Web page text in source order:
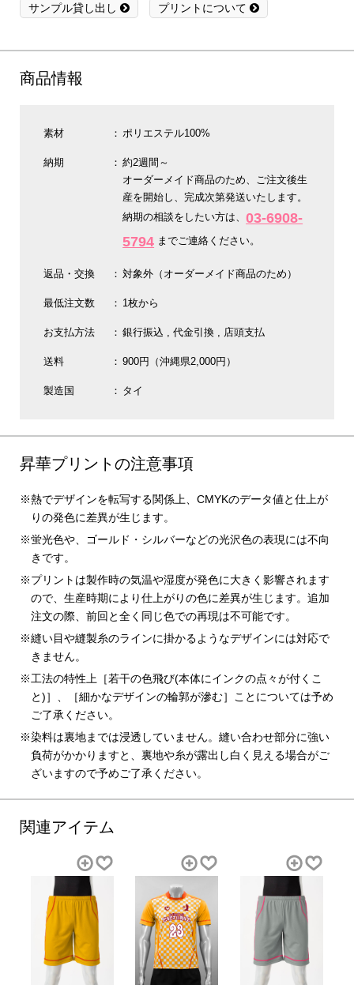
サンプル貸し出し プリントについて
商品情報
素材 ポリエステル100%
納期
約2週間～
オーダーメイド商品のため、ご注文後生
産を開始し、完成次第発送いたします。
納期の相談をしたい方は、03-6908-
5794 までご連絡ください。
返品・交換 対象外（オーダーメイド商品のため）
最低注文数 1枚から
お支払方法 銀行振込 代金引換 店頭支払
送料 900円（沖縄県2,000円）
製造国 タイ
昇華プリントの注意事項
熱でデザインを転写する関係上、CMYKのデータ値と仕上が
りの発色に差異が生じます。
蛍光色や、ゴールド・シルバーなどの光沢色の表現には不向
きです。
プリントは製作時の気温や湿度が発色に大きく影響されます
ので、生産時期により仕上がりの色に差異が生じます。追加
注文の際、前回と全く同じ色での再現は不可能です。
縫い目や縫製糸のラインに掛かるようなデザインには対応で
きません。
工法の特性上［若干の色飛び(本体にインクの点々が付くこ
と)］、［細かなデザインの輪郭が滲む］ことについては予め
ご了承ください。
染料は裏地までは浸透していません。縫い合わせ部分に強い
負荷がかかりますと、裏地や糸が露出し白く見える場合がご
ざいますので予めご了承ください。
関連アイテム